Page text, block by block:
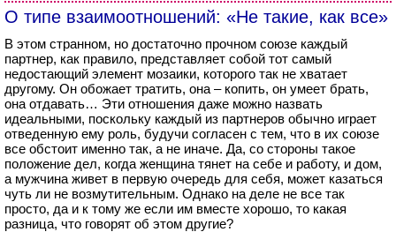
О типе взаимоотношений: «Не такие, как все»
В этом странном, но достаточно прочном союзе каждый
партнер, как правило, представляет собой тот самый
недостающий элемент мозаики, которого так не хватает
другому. Он обожает тратить, она – копить, он умеет брать,
она отдавать… Эти отношения даже можно назвать
идеальными, поскольку каждый из партнеров обычно играет
отведенную ему роль, будучи согласен с тем, что в их союзе
все обстоит именно так, а не иначе. Да, со стороны такое
положение дел, когда женщина тянет на себе и работу, и дом,
а мужчина живет в первую очередь для себя, может казаться
чуть ли не возмутительным. Однако на деле не все так
просто, да и к тому же если им вместе хорошо, то какая
разница, что говорят об этом другие?